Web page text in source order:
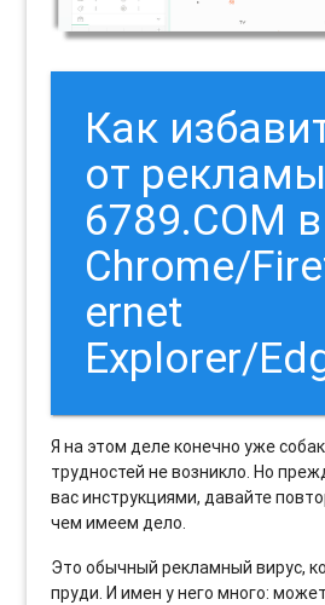
Как
от рекламы
6789.COM в
Chrome/
ernet
Explorer/
Я на этом деле конечно уже
трудностей не возникло. Но
вас инструкциями, давайте
чем имеем дело.
Это обычный рекламный вирус,
пруди. И имен у него много: